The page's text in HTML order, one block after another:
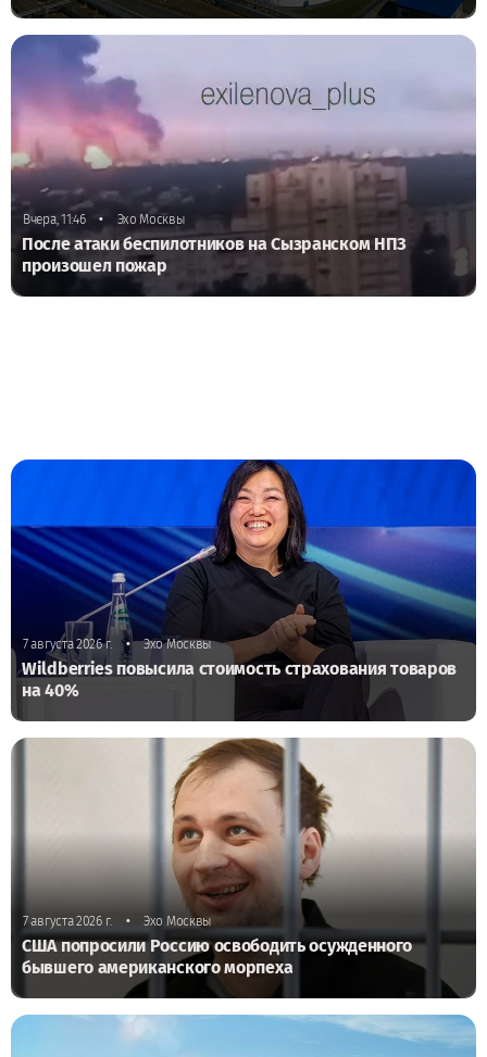
Вчера, 11:46 • Эхо Москвы
После атаки беспилотников на Сызранском НПЗ
произошел пожар
7 августа 2026 г. • Эхо Москвы
Wildberries повысила стоимость страхования товаров
на 40%
7 августа 2026 г. • Эхо Москвы
США попросили Россию освободить осужденного
бывшего американского морпеха